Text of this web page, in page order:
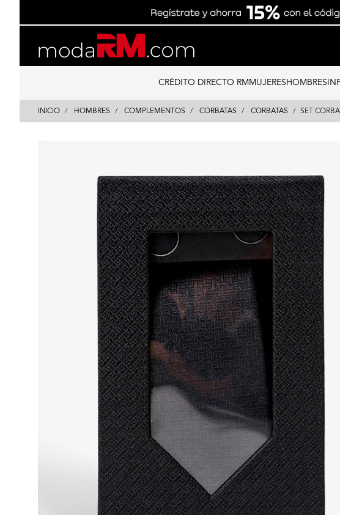
content
navigation
CRÉDITO DIRECTO RMMUJERESHOMBRES
INICIO HOMBRES COMPLEMENTOS CORBATAS CORBATAS SET